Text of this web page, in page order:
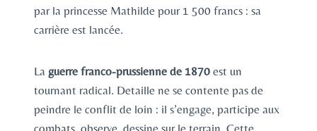
par la princesse Mathilde pour 1 500 francs : sa
carrière est lancée.
La guerre franco-prussienne de 1870 est un
tournant radical. Detaille ne se contente pas de
peindre le conflit de loin : il s’engage, participe aux